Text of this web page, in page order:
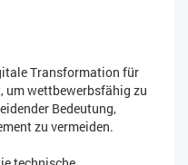
Transformation für
um wettbewerbsfähig zu
Bedeutung,
zu vermeiden.